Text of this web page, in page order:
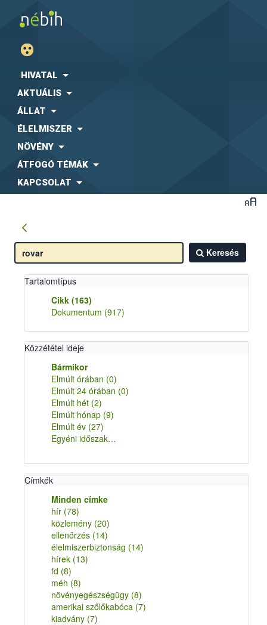
HIVATAL
AKTUÁLIS
ÁLLAT
ÉLELMISZER
NÖVÉNY
ÁTFOGÓ TÉMÁK
KAPCSOLAT
Keresés
Tartalomtípus
Cikk (163)
Dokumentum (917)
Közzététel ideje
Bármikor
Elmúlt órában (0)
Elmúlt 24 órában (0)
Elmúlt hét (2)
Elmúlt hónap (9)
Elmúlt év (27)
Egyéni időszak…
Címkék
Minden címke
hír (78)
közlemény (20)
ellenőrzés (14)
élelmiszerbiztonság (14)
hírek (13)
fd (8)
méh (8)
növényegészségügy (8)
amerikai szőlőkabóca (7)
kiadvány (7)